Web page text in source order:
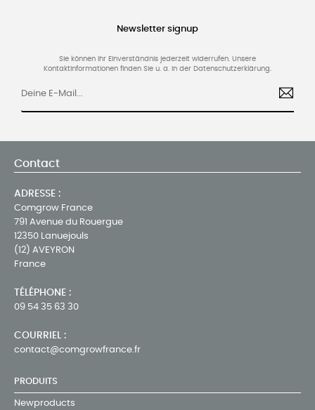
Newsletter signup
Sie können Ihr Einverständnis jederzeit widerrufen. Unsere
Kontaktinformationen finden Sie u. a. in der Datenschutzerklärung.
Contact
ADRESSE :
Comgrow France
791 Avenue du Rouergue
12350 Lanuejouls
(12) AVEYRON
France
TÉLÉPHONE :
09 54 35 63 30
COURRIEL :
contact@comgrowfrance.fr
PRODUITS
Newproducts